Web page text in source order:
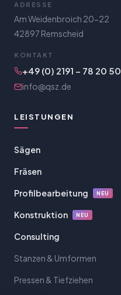
ADRESSE
Am Weidenbroich 20-22
42897 Remscheid
KONTAKT
+49 (0) 2191 – 78 20 50
info@qsz.de
LEISTUNGEN
Sägen
Fräsen
Profilbearbeitung NEU
Konstruktion NEU
Consulting
Stanzen & Umformen
Pressen & Tiefziehen